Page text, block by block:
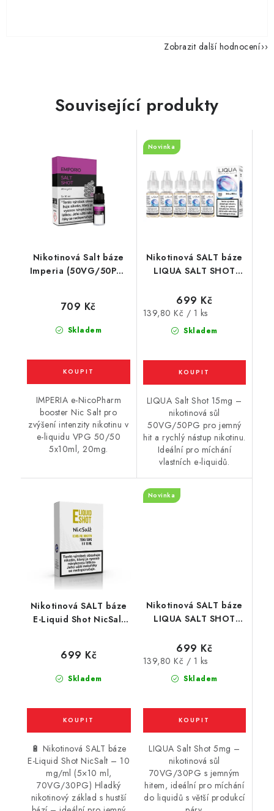
Zobrazit další hodnocení
Související produkty
Nikotinová Salt báze
Imperia (50VG/50PG)
Skladem
709 Kč
IMPERIA e-NicoPharm
booster Nic Salt pro
zvýšení intenzity nikotinu v
e-liquidu VPG 50/50
5x10ml, 20mg.
Nikotinová SALT báze
LIQUA SALT SHOT
/ 15mg
Novinka
Skladem
699 Kč
Měrná
139,80 Kč / 1 ks
LIQUA Salt Shot 15mg –
nikotinová sůl
50VG/50PG pro jemný
hit a rychlý nástup nikotinu.
Ideální pro míchání
vlastních e-liquidů.
Nikotinová SALT báze
E-Liquid Shot NicSalt
Skladem
699 Kč
🔋 Nikotinová SALT báze
E-Liquid Shot NicSalt – 10
mg/ml (5×10 ml,
70VG/30PG) Hladký
nikotinový základ s hustší
Nikotinová SALT báze
LIQUA SALT SHOT
/ 5mg
Novinka
Skladem
699 Kč
Měrná
139,80 Kč / 1 ks
LIQUA Salt Shot 5mg –
nikotinová sůl
70VG/30PG s jemným
hitem, ideální pro míchání
do liquidů s větší produkcí